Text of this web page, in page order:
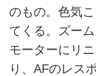
のもの。色気
てくる。ズー
モーターにリ
り、AFのレス